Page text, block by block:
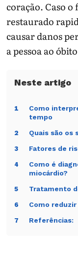
coração. Caso
restaurado
causar danos
a pessoa ao
1
Como
tempo
2 Quais são os
3 Fatores de
4
Como é
miocárdio?
5 Tratamento
6 Como
7 Referências: